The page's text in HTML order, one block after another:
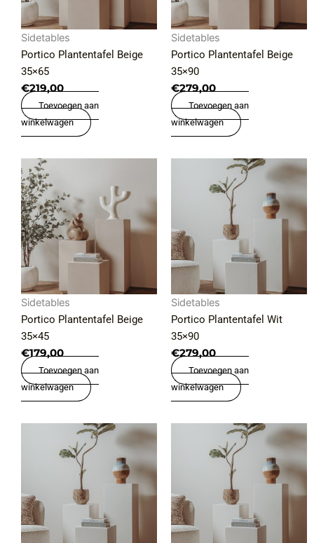
Sidetables
Portico Plantentafel Beige
35×65
€219,00
Toevoegen aan
winkelwagen
Sidetables
Portico Plantentafel Beige
35×90
€279,00
Toevoegen aan
winkelwagen
Sidetables
Portico Plantentafel Beige
35×45
€179,00
Toevoegen aan
winkelwagen
Sidetables
Portico Plantentafel Wit
35×90
€279,00
Toevoegen aan
winkelwagen